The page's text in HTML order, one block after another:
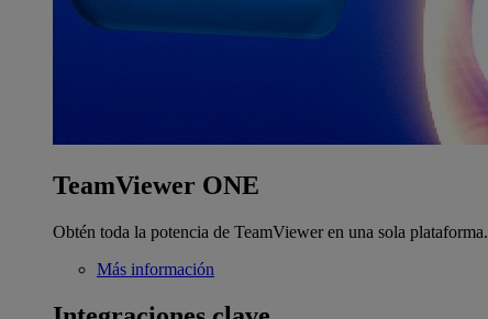
TeamViewer ONE
Obtén toda la potencia de TeamViewer en una sola plataforma.
Más información